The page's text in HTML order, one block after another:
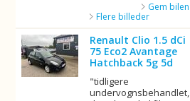
Gem bilen
Flere billeder
Renault Clio 1.5 dCi
75 Eco2 Avantage
Hatchback 5g 5d
"tidligere
undervognsbehandlet,